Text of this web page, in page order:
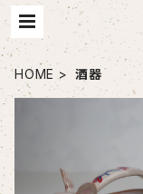
HOME 酒器